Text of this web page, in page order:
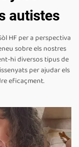
autistes
HF per a perspectiva
sobre els nostres
hi diversos tipus de
per ajudar els
eficaçment.